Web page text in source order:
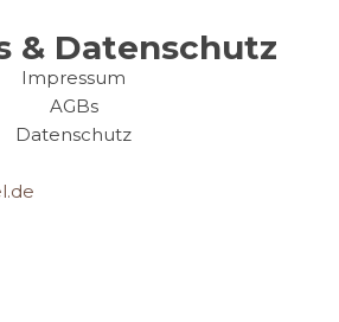
& Datenschutz
Impressum
AGBs
Datenschutz